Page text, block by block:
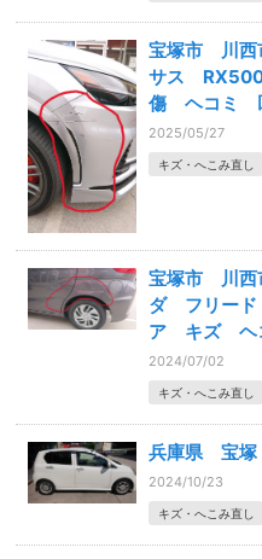
宝塚市 川
サス
傷 ヘコミ
2025/05/27
キズ・へこみ直し
宝塚市 川
ダ フリー
ア キズ ヘ
2024/07/02
キズ・へこみ直し
兵庫県 宝
2024/10/23
キズ・へこみ直し